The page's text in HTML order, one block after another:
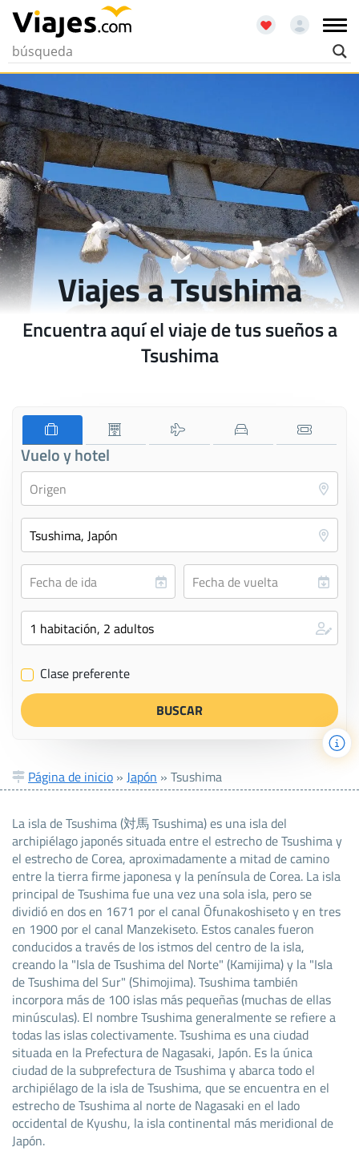
Viajes a Tsushima
Encuentra aquí el viaje de tus sueños a
Tsushima
Vuelo y hotel
✔ Clase preferente
Página de inicio » Japón » Tsushima
La isla de Tsushima (対馬 Tsushima) es una isla del
archipiélago japonés situada entre el estrecho de Tsushima y
el estrecho de Corea, aproximadamente a mitad de camino
entre la tierra firme japonesa y la península de Corea. La isla
principal de Tsushima fue una vez una sola isla, pero se
dividió en dos en 1671 por el canal Ōfunakoshiseto y en tres
en 1900 por el canal Manzekiseto. Estos canales fueron
conducidos a través de los istmos del centro de la isla,
creando la "Isla de Tsushima del Norte" (Kamijima) y la "Isla
de Tsushima del Sur" (Shimojima). Tsushima también
incorpora más de 100 islas más pequeñas (muchas de ellas
minúsculas). El nombre Tsushima generalmente se refiere a
todas las islas colectivamente. Tsushima es una ciudad
situada en la Prefectura de Nagasaki, Japón. Es la única
ciudad de la subprefectura de Tsushima y abarca todo el
archipiélago de la isla de Tsushima, que se encuentra en el
estrecho de Tsushima al norte de Nagasaki en el lado
occidental de Kyushu, la isla continental más meridional de
Japón.